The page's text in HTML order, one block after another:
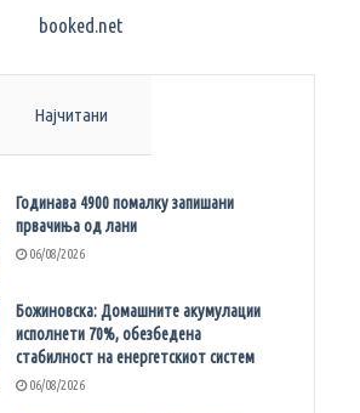
Најчитани
Годинава 4900 помалку запишани
првачиња од лани
06/08/2026
Божиновска: Домашните акумулации
исполнети 70%, обезбедена
стабилност на енергетскиот систем
06/08/2026